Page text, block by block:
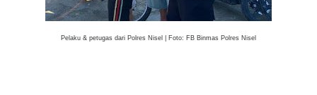
Pelaku & petugas dari Polres Nisel | Foto: FB Binmas Polres Nisel